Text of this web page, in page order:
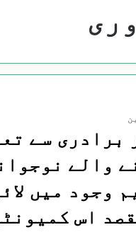
برادری سے
والے
وجود میں
اس